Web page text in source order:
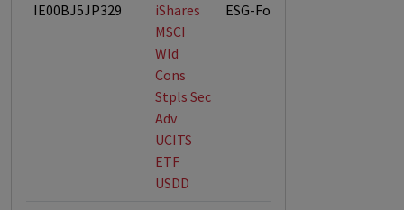
IE00BJ5JP329
iShares
MSCI
Wld
Cons
Stpls Sec
Adv
UCITS
ETF
USDD
ESG-Fonds